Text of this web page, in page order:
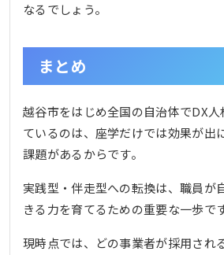
なるでしょう。
まとめ
越谷市をはじめ全国の自治体でDX
ているのは、座学だけでは効果が出
課題があるからです。
実践型・伴走型への転換は、職員が
きる力を育てるための重要な一歩です
現時点では、どの事業者が採用され